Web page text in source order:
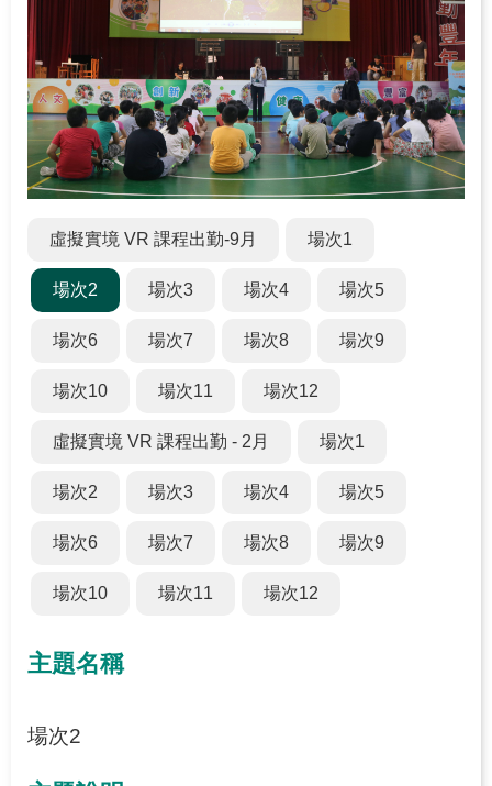
關
於
學
習
中
熱
下
區
虛擬實境 VR 課程出勤-9月 場次1
場次2 場次3 場次4 場次5
場次6 場次7 場次8 場次9
場次10 場次11 場次12
虛擬實境 VR 課程出勤 - 2月 場次1
場次2 場次3 場次4 場次5
場次6 場次7 場次8 場次9
場次10 場次11 場次12
主題名稱
場次2